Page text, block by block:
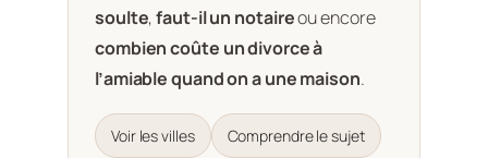
soulte,faut-il un notaireou encore
combien coûte un divorce à
l’amiable quand on a une maison.
Voir les villes Comprendre le sujet